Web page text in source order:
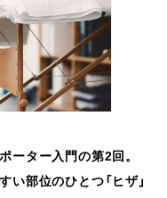
ーター入門の第2回。
部位のひとつ「ヒザ」